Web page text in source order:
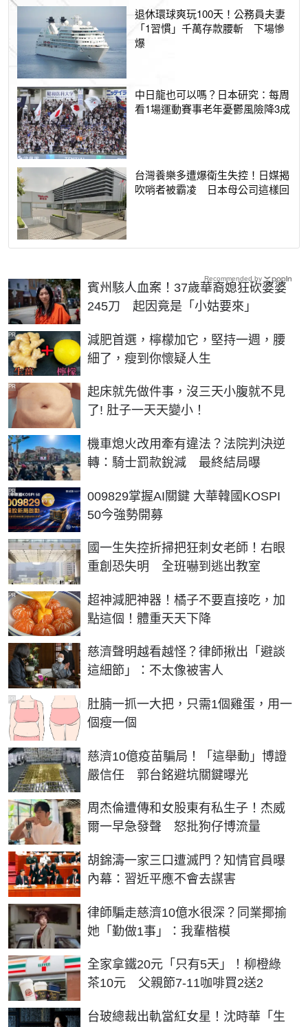
退休環球爽玩100天！公務員夫妻
「1習慣」千萬存款腰斬 下場慘
爆
中日龍也可以嗎？日本研究：每周
看1場運動賽事老年憂鬱風險降3成
台灣養樂多遭爆衛生失控！日媒揭
吹哨者被霸凌 日本母公司這樣回
賓州駭人血案！37歲華裔媳狂砍婆婆
245刀 起因竟是「小姑要來」
減肥首選，檸檬加它，堅持一週，腰
細了，瘦到你懷疑人生
PR
起床就先做件事，沒三天小腹就不見
了! 肚子一天天變小！
PR
機車熄火改用牽有違法？法院判決逆
轉：騎士罰款銳減 最終結局曝
009829掌握AI關鍵 大華韓國KOSPI
50今強勢開募
PR
國一生失控折掃把狂刺女老師！右眼
重創恐失明 全班嚇到逃出教室
超神減肥神器！橘子不要直接吃，加
點這個！體重天天下降
PR
慈濟聲明越看越怪？律師揪出「避談
這細節」：不太像被害人
肚腩一抓一大把，只需1個雞蛋，用一
個瘦一個
PR
慈濟10億疫苗騙局！「這舉動」博證
嚴信任 郭台銘避坑關鍵曝光
周杰倫遭傳和女股東有私生子！杰威
爾一早急發聲 怒批狗仔博流量
胡錦濤一家三口遭滅門？知情官員曝
內幕：習近平應不會去謀害
律師騙走慈濟10億水很深？同業揶揄
她「勤做1事」：我輩楷模
全家拿鐵20元「只有5天」！柳橙綠
茶10元 父親節7-11咖啡買2送2
台玻總裁出軌當紅女星！沈時華「生
Recommended by